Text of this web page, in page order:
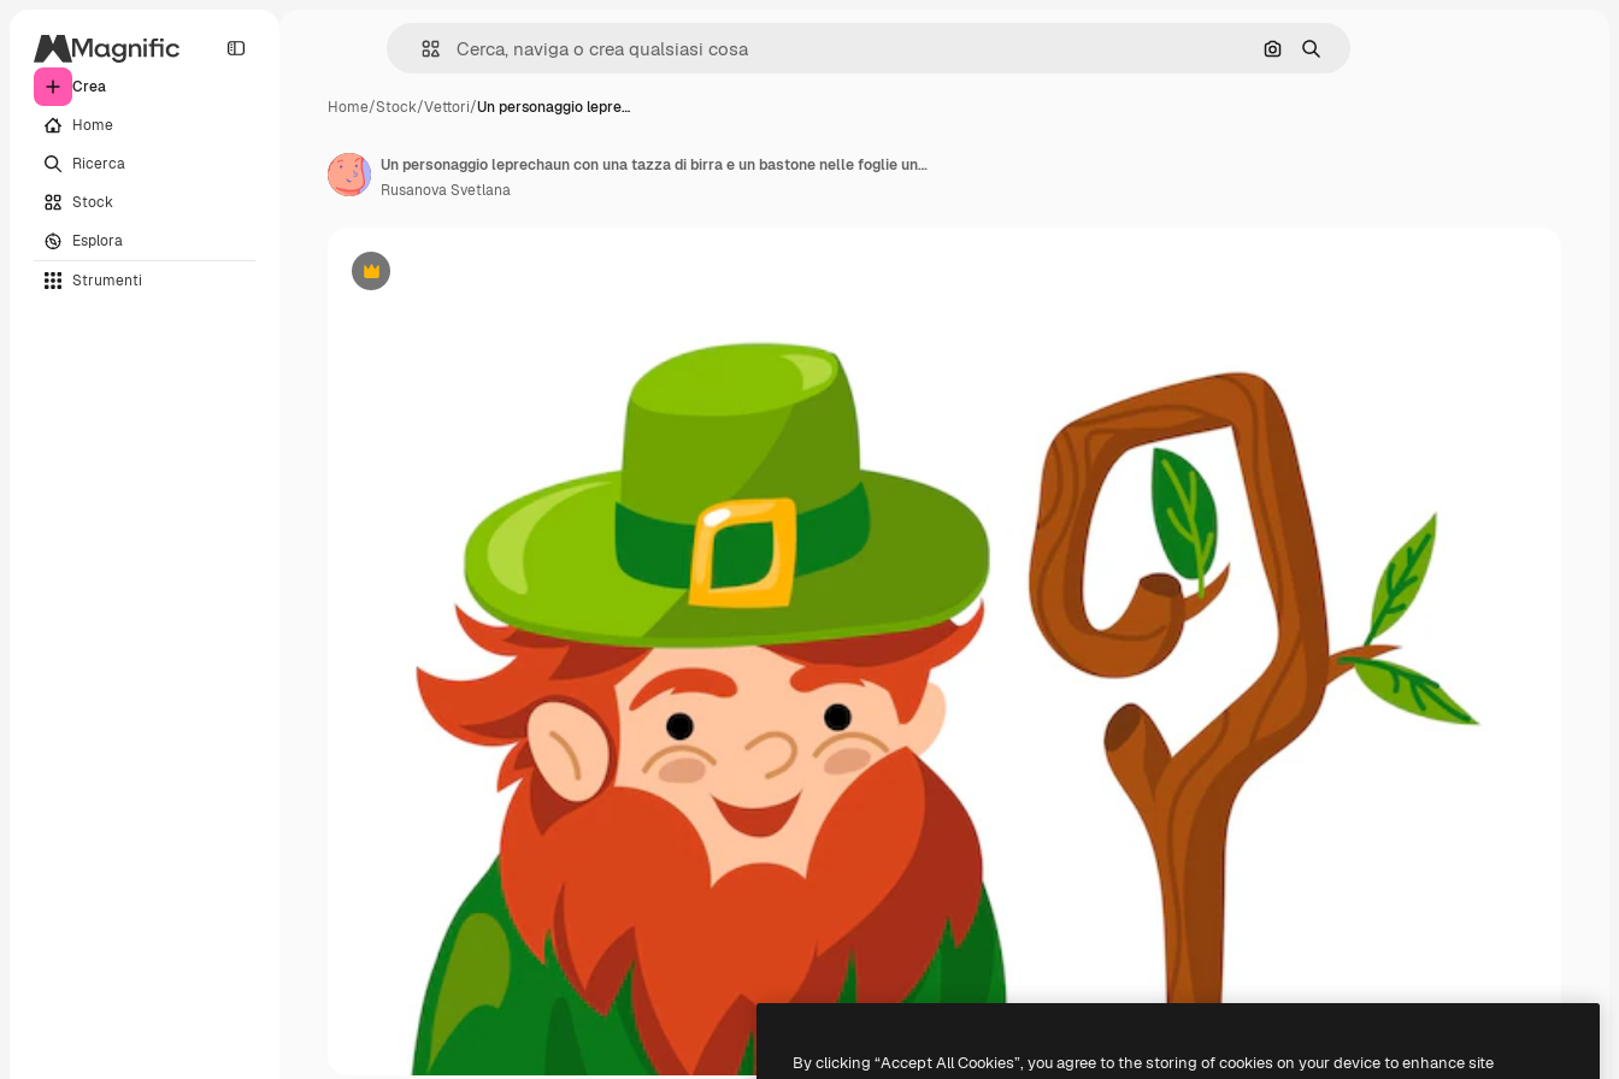
Crea
Home
Ricerca
Stock
Esplora
Strumenti
Cerca per immagine
Ricerca
Home/Stock/Vettori/Un personaggio lepre…
Premium
Un personaggio leprechaun con una tazza di birra e un bastone nelle foglie un uomo in abito verde con una tazzina
Rusanova Svetlana
By clicking “Accept All Cookies”, you agree to the storing of cookies on your device to enhance site